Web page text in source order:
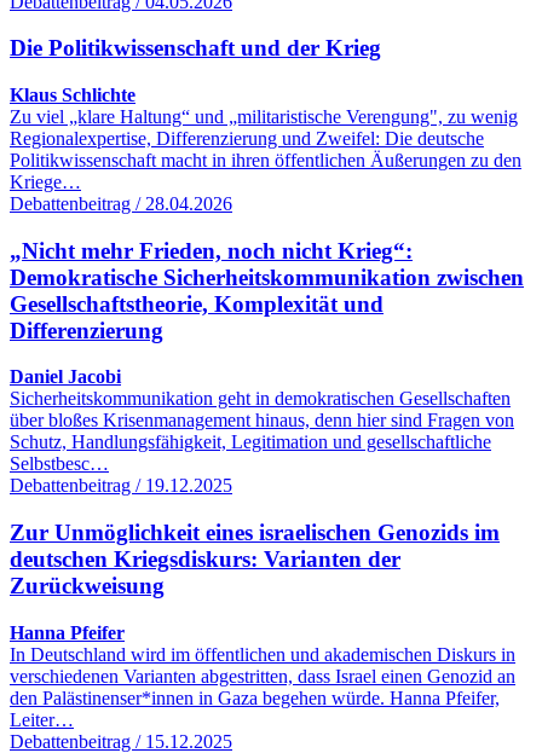
Die Politikwissenschaft und der Krieg
Klaus Schlichte
Zu viel „klare Haltung“ und „militaristische Verengung", zu wenig
Regionalexpertise, Differenzierung und Zweifel: Die deutsche
Politikwissenschaft macht in ihren öffentlichen Äußerungen zu den
Kriege…
Debattenbeitrag / 28.04.2026
„Nicht mehr Frieden, noch nicht Krieg“:
Demokratische Sicherheitskommunikation zwischen
Gesellschaftstheorie, Komplexität und
Differenzierung
Daniel Jacobi
Sicherheitskommunikation geht in demokratischen Gesellschaften
über bloßes Krisenmanagement hinaus, denn hier sind Fragen von
Schutz, Handlungsfähigkeit, Legitimation und gesellschaftliche
Selbstbesc…
Debattenbeitrag / 19.12.2025
Zur Unmöglichkeit eines israelischen Genozids im
deutschen Kriegsdiskurs: Varianten der
Zurückweisung
Hanna Pfeifer
In Deutschland wird im öffentlichen und akademischen Diskurs in
verschiedenen Varianten abgestritten, dass Israel einen Genozid an
den Palästinenser*innen in Gaza begehen würde. Hanna Pfeifer,
Leiter…
Debattenbeitrag / 15.12.2025